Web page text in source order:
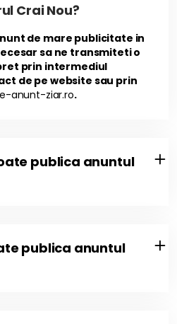
Crai Nou?
de mare publicitate in
sa ne transmiteti o
prin intermediul
de pe website sau prin
anunt-ziar.ro.
publica anuntul
publica anuntul